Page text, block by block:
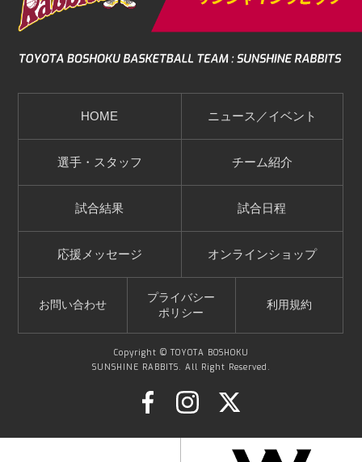
HOME ニュース／イベント
選手・スタッフ チーム紹介
試合結果 試合日程
応援メッセージ オンラインショップ
お問い合わせ
プライバシー
ポリシー
利用規約
Copyright © TOYOTA BOSHOKU
SUNSHINE RABBITS. All Right Reserved.